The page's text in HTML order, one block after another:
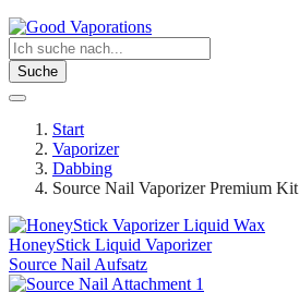
Suche
Start
Vaporizer
Dabbing
Source Nail Vaporizer Premium Kit
HoneyStick Liquid Vaporizer
Source Nail Aufsatz